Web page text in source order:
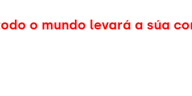
o mundo levará a súa